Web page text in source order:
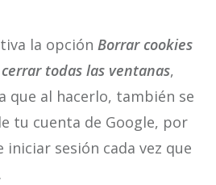
la opción Borrar cookies
todas las ventanas,
que al hacerlo, también se
tu cuenta de Google, por
iniciar sesión cada vez que